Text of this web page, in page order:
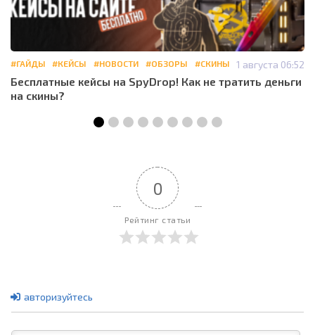
#ГАЙДЫ #КЕЙСЫ #НОВОСТИ #ОБЗОРЫ #СКИНЫ 1 августа 06:52
Бесплатные кейсы на SpyDrop! Как не тратить деньги
на скины?
0
Рейтинг статьи
авторизуйтесь